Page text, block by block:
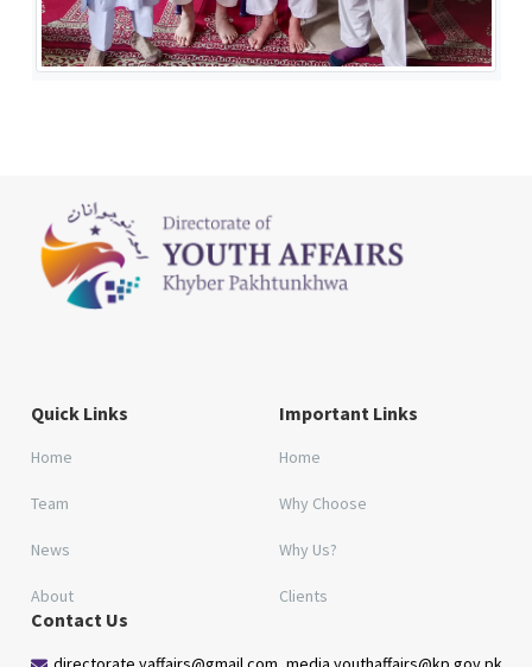
Quick Links
Home
Team
News
About
Important Links
Home
Why Choose
Why Us?
Clients
Contact Us